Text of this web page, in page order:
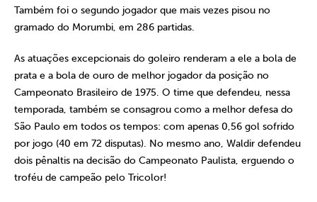
Também foi o segundo jogador que mais vezes pisou no
gramado do Morumbi, em 286 partidas.
As atuações excepcionais do goleiro renderam a ele a bola de
prata e a bola de ouro de melhor jogador da posição no
Campeonato Brasileiro de 1975. O time que defendeu, nessa
temporada, também se consagrou como a melhor defesa do
São Paulo em todos os tempos: com apenas 0,56 gol sofrido
por jogo (40 em 72 disputas). No mesmo ano, Waldir defendeu
dois pênaltis na decisão do Campeonato Paulista, erguendo o
troféu de campeão pelo Tricolor!